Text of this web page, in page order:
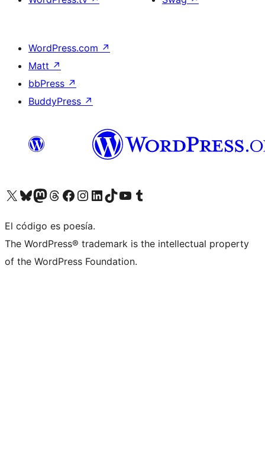
WordPress.com ↗
Matt ↗
bbPress ↗
BuddyPress ↗
Visitá nuestra cuenta de X (anteriormente Twitter)
Visitá nuestra cuenta de Bluesky
Visitá nuestra cuenta de Mastodon
Visitá nuestra cuenta de Threads
Visitá nuestra página de Facebook
Visitá nuestra cuenta de Instagram
Visitá nuestra cuenta de LinkedIn
Visitá nuestra cuenta de TikTok
Visitá nuestro canal de YouTube
Visitá nuestra cuenta de Tumblr
El código es poesía.
The WordPress® trademark is the intellectual property
of the WordPress Foundation.